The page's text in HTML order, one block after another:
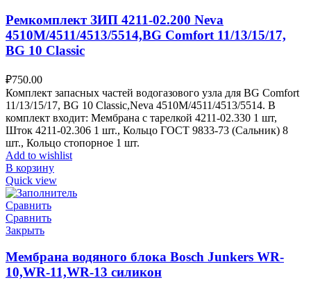
Ремкомплект ЗИП 4211-02.200 Neva
4510M/4511/4513/5514,BG Comfort 11/13/15/17,
BG 10 Classic
₽750.00
Комплект запасных частей водогазового узла для BG Comfort
11/13/15/17, BG 10 Classic,Neva 4510M/4511/4513/5514. В
комплект входит: Мембрана с тарелкой 4211-02.330 1 шт,
Шток 4211-02.306 1 шт., Кольцо ГОСТ 9833-73 (Сальник) 8
шт., Кольцо стопорное 1 шт.
Add to wishlist
В корзину
Quick view
Сравнить
Сравнить
Закрыть
Мембрана водяного блока Bosch Junkers WR-
10,WR-11,WR-13 силикон